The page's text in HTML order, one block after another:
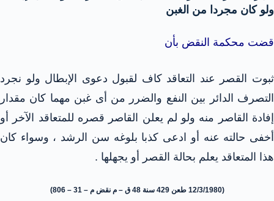
ولو كان مجردا من الغبن
قضت محكمة النقض بأن
ثبوت القصر عند التعاقد كاف لقبول دعوى الإبطال ولو نجرد
التصرف الدائر بين النفع والضرر من أى غبن مهما كان مقدار
إفادة القاصر منه ولو لم يعلن القاصر قصره للمتعاقد الآخر أو
أخفى حالته عنه أو ادعى كذبا بلوغه سن الرشد ، وسواء كان
هذا المتعاقد يعلم بحالة القصر أو يجهلها .
(12/3/1980 طعن 429 سنة 48 ق – م نقض م – 31 – 806)